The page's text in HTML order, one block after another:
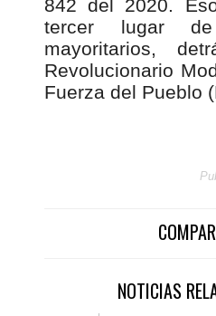
842 del 2020.
tercer lugar
mayoritarios,
Revolucionario
Fuerza del Pueblo
NOTICIAS